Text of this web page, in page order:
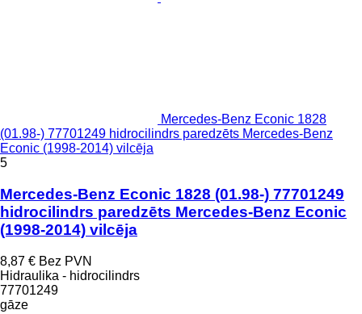
Mercedes-Benz Econic 1828
(01.98-) 77701249 hidrocilindrs paredzēts Mercedes-Benz
Econic (1998-2014) vilcēja
5
Mercedes-Benz Econic 1828 (01.98-) 77701249
hidrocilindrs paredzēts Mercedes-Benz Econic
(1998-2014) vilcēja
8,87 € Bez PVN
Hidraulika - hidrocilindrs
77701249
gāze